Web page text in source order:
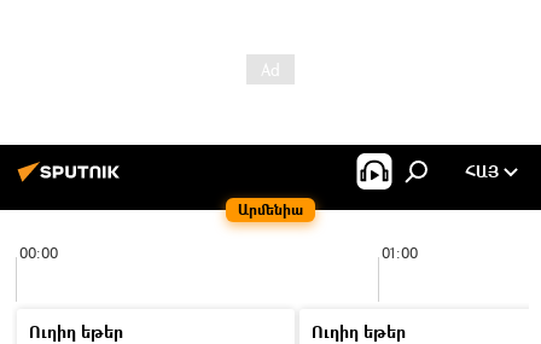
Արմենիա
ՀԱՅ
00:00 01:00
Ուղիղ եթեր
Ուղիղ եթեր